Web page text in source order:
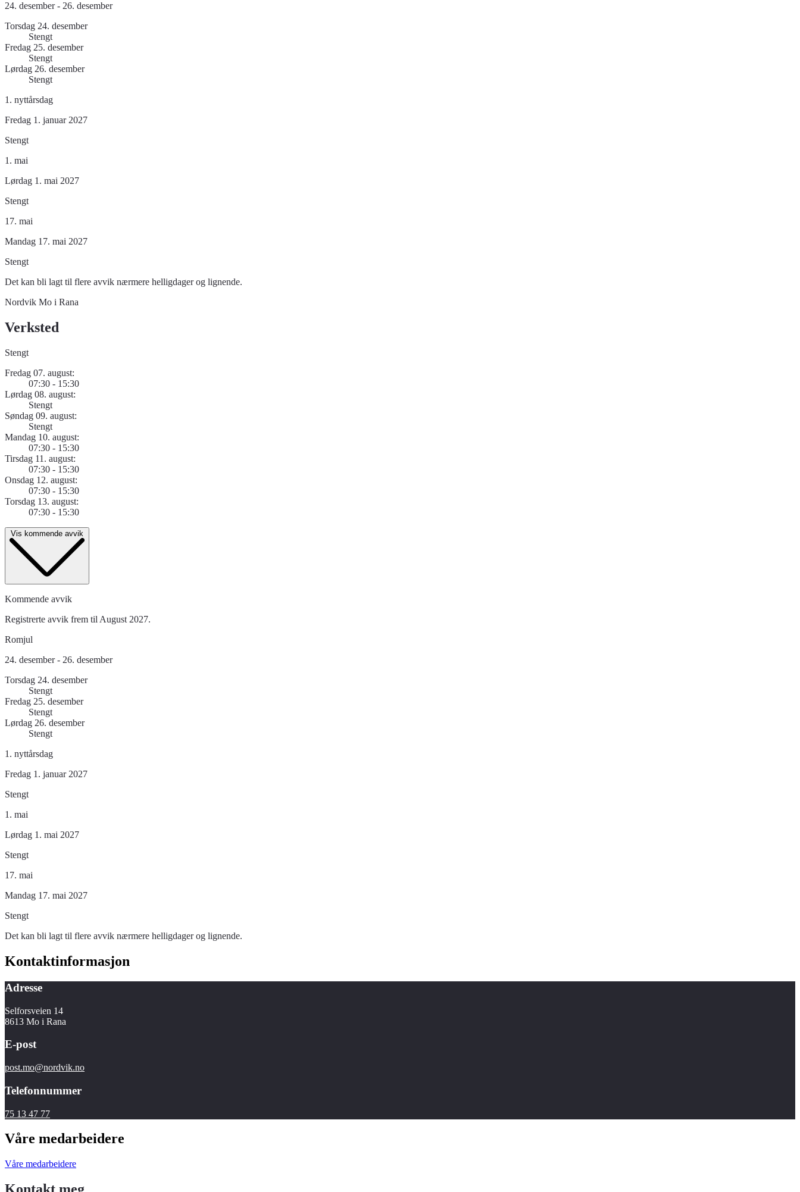
24. desember - 26. desember
Torsdag 24. desember
Stengt
Fredag 25. desember
Stengt
Lørdag 26. desember
Stengt
1. nyttårsdag
Fredag 1. januar 2027
Stengt
1. mai
Lørdag 1. mai 2027
Stengt
17. mai
Mandag 17. mai 2027
Stengt
Det kan bli lagt til flere avvik nærmere helligdager og lignende.
Nordvik Mo i Rana
Verksted
Stengt
Fredag 07. august:
07:30 - 15:30
Lørdag 08. august:
Stengt
Søndag 09. august:
Stengt
Mandag 10. august:
07:30 - 15:30
Tirsdag 11. august:
07:30 - 15:30
Onsdag 12. august:
07:30 - 15:30
Torsdag 13. august:
07:30 - 15:30
Vis kommende avvik
Kommende avvik
Registrerte avvik frem til August 2027.
Romjul
24. desember - 26. desember
Torsdag 24. desember
Stengt
Fredag 25. desember
Stengt
Lørdag 26. desember
Stengt
1. nyttårsdag
Fredag 1. januar 2027
Stengt
1. mai
Lørdag 1. mai 2027
Stengt
17. mai
Mandag 17. mai 2027
Stengt
Det kan bli lagt til flere avvik nærmere helligdager og lignende.
Kontaktinformasjon
Adresse
Selforsveien 14
8613 Mo i Rana
E-post
post.mo@nordvik.no
Telefonnummer
75 13 47 77
Våre medarbeidere
Våre medarbeidere